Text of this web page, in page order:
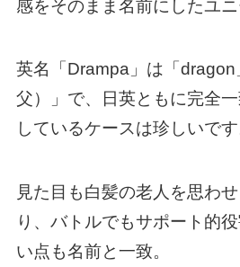
感をそのまま名前にしたユニ
英名「Drampa」は「dragon
父）」で、日英ともに完全
しているケースは珍しいです
見た目も白髪の老人を思わ
り、バトルでもサポート的
い点も名前と一致。